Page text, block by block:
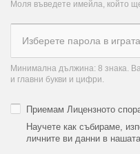
Моля въведете имейла, който
Минимална дължина: 8 знака.
и главни букви и цифри.
Приемам Лицензното
Научете как събираме,
личните ви данни в